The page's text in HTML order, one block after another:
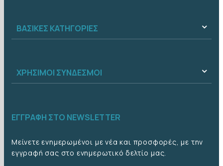
ΒΑΣΙΚΈΣ ΚΑΤΗΓΟΡΊΕΣ
ΧΡΉΣΙΜΟΙ ΣΎΝΔΕΣΜΟΙ
ΕΓΓΡΑΦΉ ΣΤΟ NEWSLETTER
Μείνετε ενημερωμένοι με νέα και προσφορές, με την
εγγραφή σας στο ενημερωτικό δελτίο μας.